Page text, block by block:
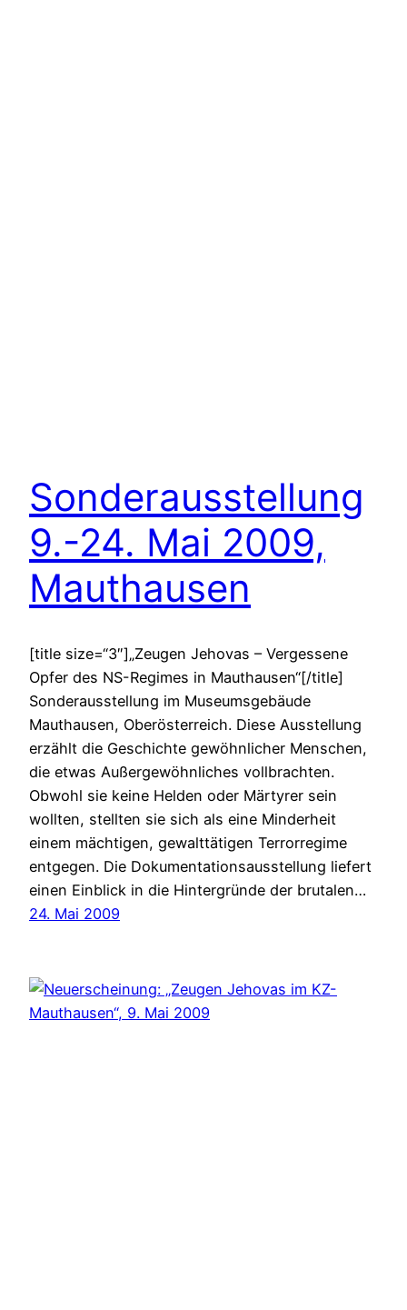
Sonderausstellung
9.-24. Mai 2009,
Mauthausen
[title size=“3″]„Zeugen Jehovas – Vergessene
Opfer des NS-Regimes in Mauthausen“[/title]
Sonderausstellung im Museumsgebäude
Mauthausen, Oberösterreich. Diese Ausstellung
erzählt die Geschichte gewöhnlicher Menschen,
die etwas Außergewöhnliches vollbrachten.
Obwohl sie keine Helden oder Märtyrer sein
wollten, stellten sie sich als eine Minderheit
einem mächtigen, gewalttätigen Terrorregime
entgegen. Die Dokumentationsausstellung liefert
einen Einblick in die Hintergründe der brutalen…
24. Mai 2009